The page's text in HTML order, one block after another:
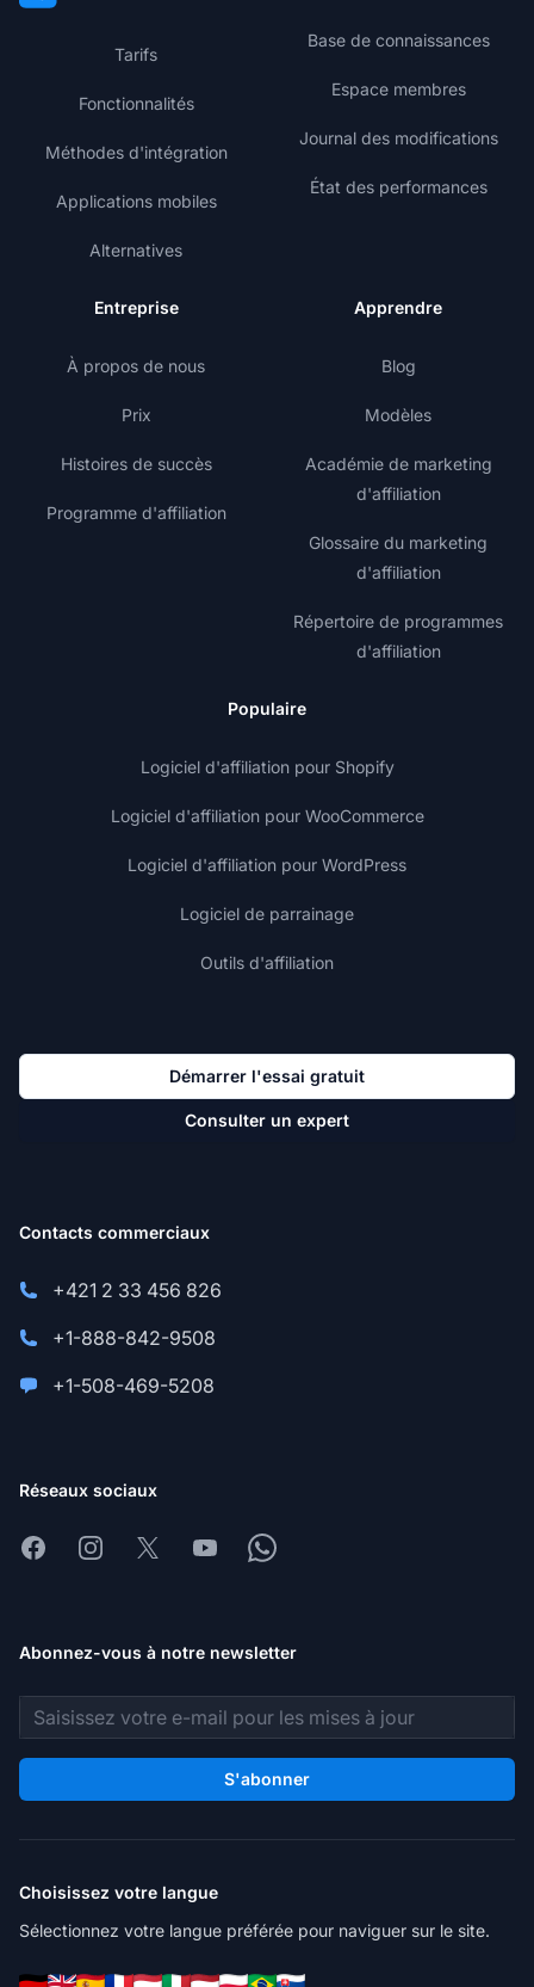
Tarifs
Fonctionnalités
Méthodes d'intégration
Applications mobiles
Alternatives
Base de connaissances
Espace membres
Journal des modifications
État des performances
Entreprise
À propos de nous
Prix
Histoires de succès
Programme d'affiliation
Apprendre
Blog
Modèles
Académie de marketing
d'affiliation
Glossaire du marketing
d'affiliation
Répertoire de programmes
d'affiliation
Populaire
Logiciel d'affiliation pour Shopify
Logiciel d'affiliation pour WooCommerce
Logiciel d'affiliation pour WordPress
Logiciel de parrainage
Outils d'affiliation
Démarrer l'essai gratuit
Consulter un expert
Contacts commerciaux
+421 2 33 456 826
+1-888-842-9508
+1-508-469-5208
Réseaux sociaux
FacebookInstagram
X YoutubeWhatsapp
Abonnez-vous à notre newsletter
Adresse e-mail
S'abonner
Choisissez votre langue
Sélectionnez votre langue préférée pour naviguer sur le site.